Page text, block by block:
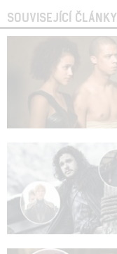
SOUVISEJÍCÍ ČLÁNKY